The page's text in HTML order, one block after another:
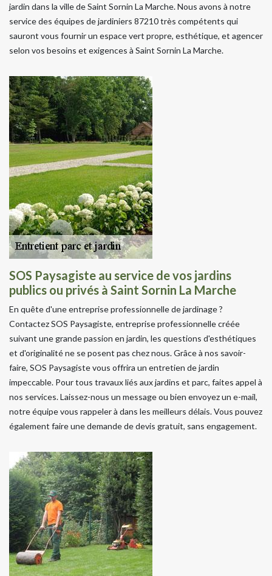
jardin dans la ville de Saint Sornin La Marche. Nous avons à notre
service des équipes de jardiniers 87210 très compétents qui
sauront vous fournir un espace vert propre, esthétique, et agencer
selon vos besoins et exigences à Saint Sornin La Marche.
SOS Paysagiste au service de vos jardins
publics ou privés à Saint Sornin La Marche
En quête d'une entreprise professionnelle de jardinage ?
Contactez SOS Paysagiste, entreprise professionnelle créée
suivant une grande passion en jardin, les questions d'esthétiques
et d'originalité ne se posent pas chez nous. Grâce à nos savoir-
faire, SOS Paysagiste vous offrira un entretien de jardin
impeccable. Pour tous travaux liés aux jardins et parc, faites appel à
nos services. Laissez-nous un message ou bien envoyez un e-mail,
notre équipe vous rappeler à dans les meilleurs délais. Vous pouvez
également faire une demande de devis gratuit, sans engagement.